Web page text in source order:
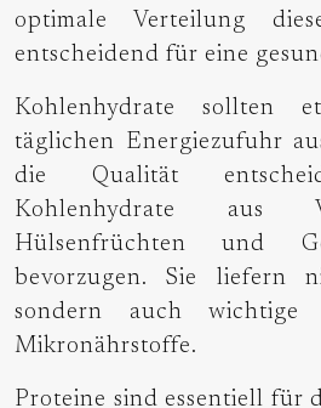
optimale Verteilung
entscheidend für eine
Kohlenhydrate sollten
täglichen Energiezufuhr
die Qualität
Kohlenhydrate aus
Hülsenfrüchten und
bevorzugen. Sie liefern
sondern auch wichtige
Mikronährstoffe.
Proteine sind essentiell für